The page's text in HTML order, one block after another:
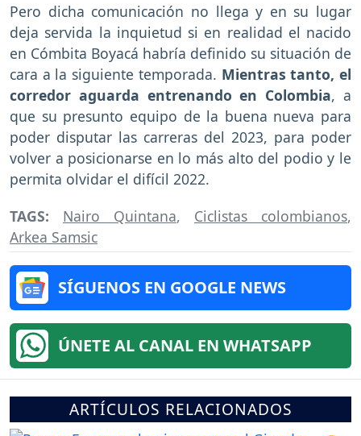
Pero dicha comunicación no llega y en su lugar
deja servida la inquietud si en realidad el nacido
en Cómbita Boyacá habría definido su situación de
cara a la siguiente temporada. Mientras tanto, el
corredor aguarda entrenando en Colombia, a
que su presunto equipo de la buena nueva para
poder disputar las carreras del 2023, para poder
volver a posicionarse en lo más alto del podio y le
permita olvidar el difícil 2022.
TAGS: Nairo Quintana, Ciclistas colombianos,
Arkea Samsic
SÍGUENOS EN GOOGLE NEWS
ÚNETE AL CANAL EN WHATSAPP
ARTÍCULOS RELACIONADOS